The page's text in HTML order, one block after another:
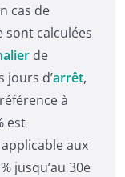
cas de
sont calculées
de
jours d’arrêt,
à
est
aux
jusqu’au 30e